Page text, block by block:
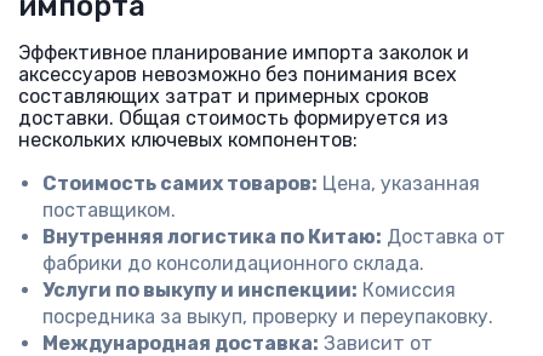
Эффективное планирование импорта заколок и
аксессуаров невозможно без понимания всех
составляющих затрат и примерных сроков
доставки. Общая стоимость формируется из
нескольких ключевых компонентов:
Стоимость самих товаров: Цена, указанная
поставщиком.
Внутренняя логистика по Китаю: Доставка от
фабрики до консолидационного склада.
Услуги по выкупу и инспекции: Комиссия
посредника за выкуп, проверку и переупаковку.
Международная доставка: Зависит от